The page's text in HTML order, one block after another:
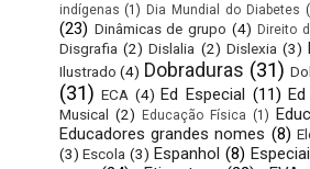
indígenas (1) Dia Mundial do Diabetes
(23) Dinâmicas de grupo (4) Direito
Disgrafia (2) Dislalia (2) Dislexia (3)
Ilustrado (4) Dobraduras (31)
(31) ECA (4) Ed Especial (11)
Musical (2) Educação Física (1)
Educadores grandes nomes (8)
(3) Escola (3) Espanhol (8)